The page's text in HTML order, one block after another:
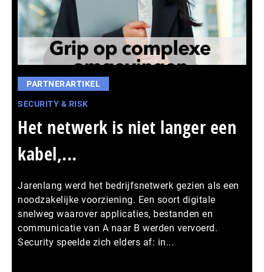
PARTNERARTIKEL
SECURITY & RISK
Het netwerk is niet langer een
kabel,...
Jarenlang werd het bedrijfsnetwerk gezien als een
noodzakelijke voorziening. Een soort digitale
snelweg waarover applicaties, bestanden en
communicatie van A naar B werden vervoerd.
Security speelde zich elders af: in...